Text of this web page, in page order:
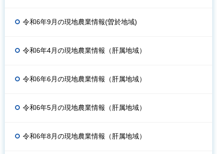
令和6年9月の現地農業情報(曽於地域)
令和6年4月の現地農業情報（肝属地域）
令和6年6月の現地農業情報（肝属地域）
令和6年5月の現地農業情報（肝属地域）
令和6年8月の現地農業情報（肝属地域）